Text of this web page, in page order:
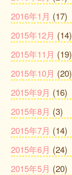
2016年1月 (17)
2015年12月 (14)
2015年11月 (19)
2015年10月 (20)
2015年9月 (16)
2015年8月 (3)
2015年7月 (14)
2015年6月 (24)
2015年5月 (20)